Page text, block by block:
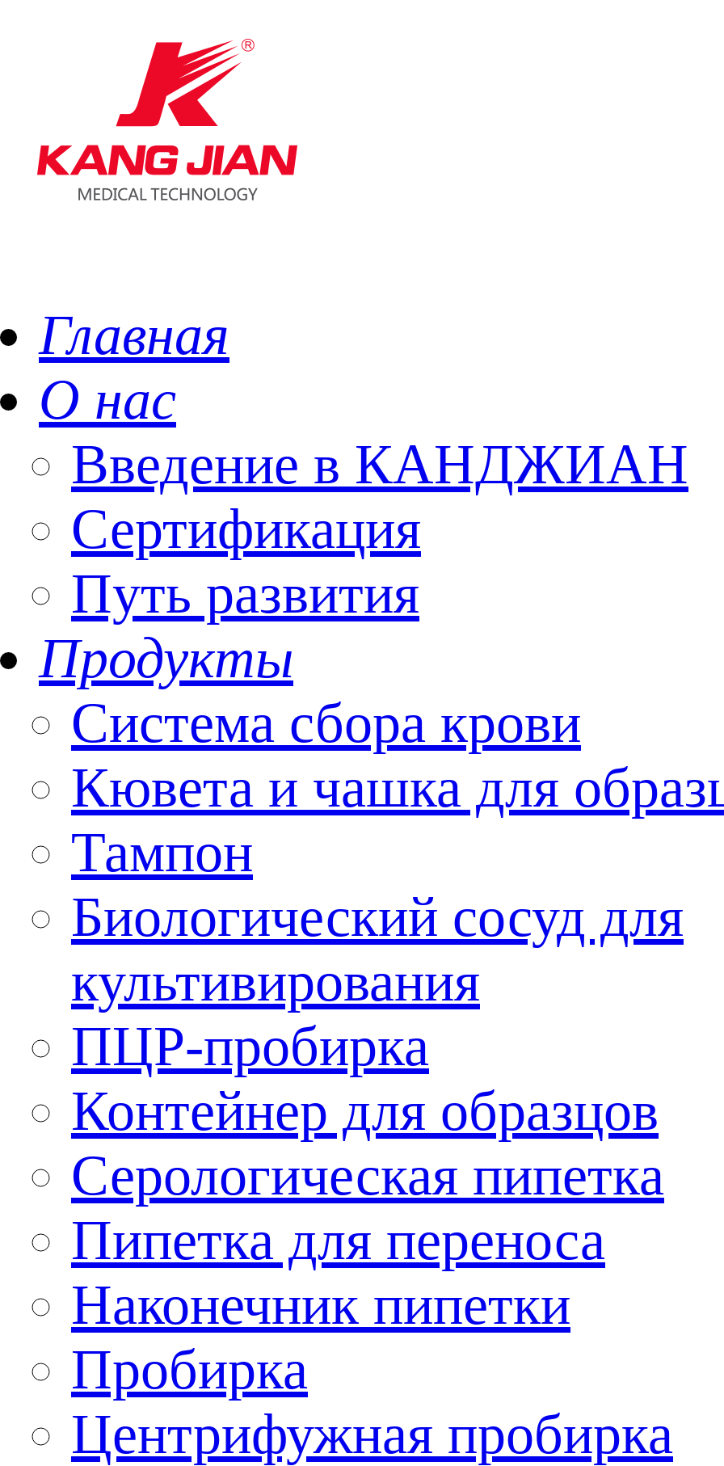
Главная
О нас
Введение в КАНДЖИАН
Сертификация
Путь развития
Продукты
Система сбора крови
Кювета и чашка для
Тампон
Биологический сосуд для
культивирования
ПЦР-пробирка
Контейнер для образцов
Серологическая пипетка
Пипетка для переноса
Наконечник пипетки
Пробирка
Центрифужная пробирка